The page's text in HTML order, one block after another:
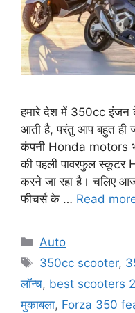
हमारे देश में 350cc
आती है, परंतु आप बहुत ही
कंपनी Honda motors
की पहली पावरफुल
करने जा रहा है। चलिए
फीचर्स के … Read
Categories
Auto
Tags
350cc scooter,
लॉन्च, best scooters
मुकाबला, Forza 350